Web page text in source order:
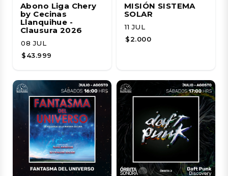
Abono Liga Chery
by Cecinas
Llanquihue -
Clausura 2026
08 JUL
$43.999
MISIÓN SISTEMA
SOLAR
11 JUL
$2.000